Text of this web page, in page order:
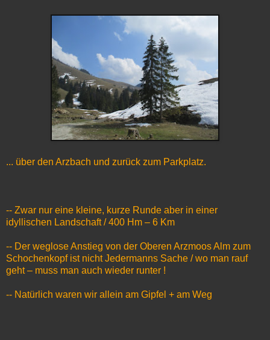
... über den Arzbach und zurück zum Parkplatz.
-- Zwar nur eine kleine, kurze Runde aber in einer
idyllischen Landschaft / 400 Hm – 6 Km
-- Der weglose Anstieg von der Oberen Arzmoos Alm zum
Schochenkopf ist nicht Jedermanns Sache / wo man rauf
geht – muss man auch wieder runter !
-- Natürlich waren wir allein am Gipfel + am Weg